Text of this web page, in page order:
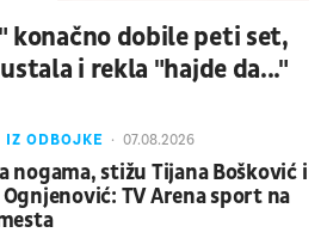
konačno dobile peti set,
i rekla "hajde da..."
IZ ODBOJKE 07.08.2026
nogama, stižu Tijana Bošković i
Ognjenović: TV Arena sport na